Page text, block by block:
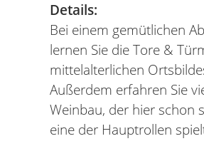
Details:
Bei einem gemütlichen
lernen Sie die Tore &
mittelalterlichen
Außerdem erfahren Sie
Weinbau, der hier schon
eine der Hauptrollen